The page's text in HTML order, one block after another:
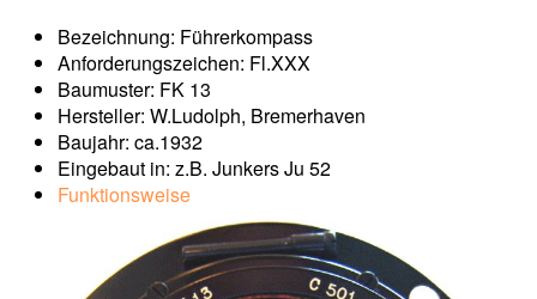
Bezeichnung: Führerkompass
Anforderungszeichen: Fl.XXX
Baumuster: FK 13
Hersteller: W.Ludolph, Bremerhaven
Baujahr: ca.1932
Eingebaut in: z.B. Junkers Ju 52
Funktionsweise